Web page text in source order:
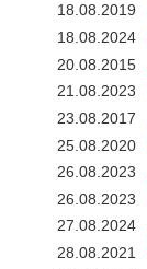
18.08.2019
18.08.2024
20.08.2015
21.08.2023
23.08.2017
25.08.2020
26.08.2023
26.08.2023
27.08.2024
28.08.2021